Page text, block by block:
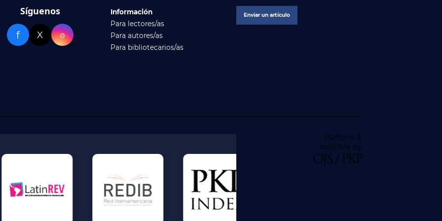
Síguenos
f X ⌾
Información
Para lectores/as
Para autores/as
Para bibliotecarios/as
Enviar un artículo